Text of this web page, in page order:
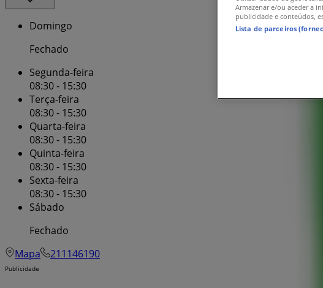
Domingo
Fechado
Segunda-feira
08:30 - 15:30
Terça-feira
08:30 - 15:30
Quarta-feira
08:30 - 15:30
Quinta-feira
08:30 - 15:30
Sexta-feira
08:30 - 15:30
Sábado
Fechado
Mapa
211146190
Publicidade
Armazenar e/ou aceder a
publicidade e conteúdos,
Lista de parceiros